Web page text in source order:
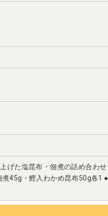
げた塩昆布・佃煮の詰め合わせ
45g・鰹入わかめ昆布50g各1 ●